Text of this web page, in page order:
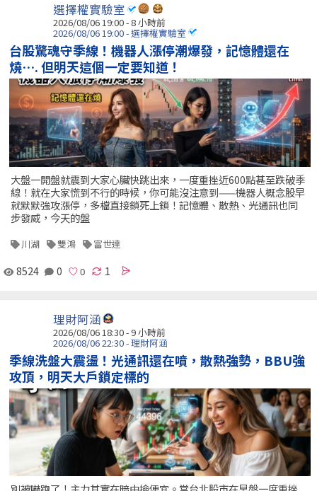
選擇權實驗室
2026/08/06 19:00 -8 小時前
2026/08/06 19:00 - 選擇權實驗室
台股驚魂守季線！機器人漲停潮爆發，記憶體還在
燒…. 但明天這個一定要知道！
大盤一開盤就震到大家心臟快跳出來，一度重挫近600點甚至跌破季
線！就在大家慌到不行的時候，你可能沒注意到——機器人概念股早
就默默強攻漲停，多檔直接鎖死上鎖！記憶體、散熱、光通訊也同
步發威，今天的盤
川湖 雙鴻 富世達
8524 0 1
理財阿涵
2026/08/06 18:30 -9 小時前
2026/08/06 22:30 - 理財阿涵
季線洗盤大震盪！光通訊還在噴，散熱強勢，BBU強
攻頂，明天大戶鎖定標的